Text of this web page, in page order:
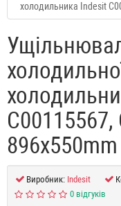
холодильника Indesit
C00115567,
896x550mm
Виробник: Indesit
0 відгуків